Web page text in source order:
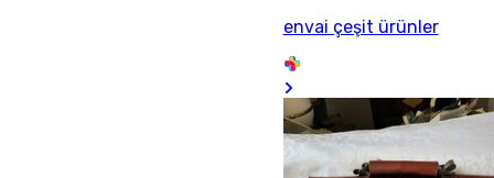
envai çeşit ürünler